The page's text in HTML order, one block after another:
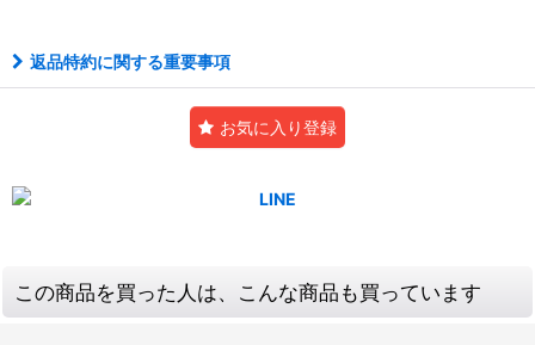
返品特約に関する重要事項
お気に入り登録
この商品を買った人は、こんな商品も買っています